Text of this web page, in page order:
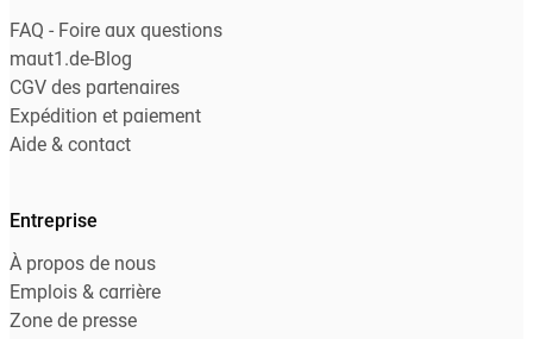
FAQ - Foire aux questions
maut1.de-Blog
CGV des partenaires
Expédition et paiement
Aide & contact
Entreprise
À propos de nous
Emplois & carrière
Zone de presse